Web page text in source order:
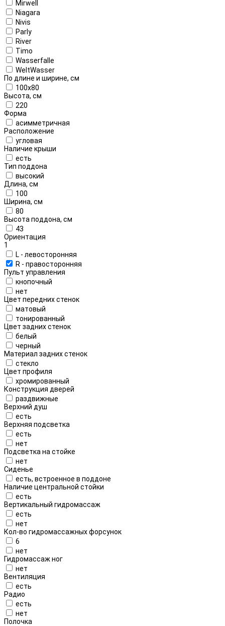
Mirwell
Niagara
Nivis
Parly
River
Timo
Wasserfalle
WeltWasser
По длине и ширине, см
100x80
Высота, см
220
Форма
асимметричная
Расположение
угловая
Наличие крыши
есть
Тип поддона
высокий
Длина, см
100
Ширина, см
80
Высота поддона, см
43
Ориентация
1
L - левосторонняя
R - правосторонняя
Пульт управления
кнопочный
нет
Цвет передних стенок
матовый
тонированный
Цвет задних стенок
белый
черный
Материал задних стенок
стекло
Цвет профиля
хромированный
Конструкция дверей
раздвижные
Верхний душ
есть
Верхняя подсветка
есть
нет
Подсветка на стойке
нет
Сиденье
есть, встроенное в поддоне
Наличие центральной стойки
есть
Вертикальный гидромассаж
есть
нет
Кол-во гидромассажных форсунок
6
нет
Гидромассаж ног
нет
Вентиляция
есть
Радио
есть
нет
Полочка